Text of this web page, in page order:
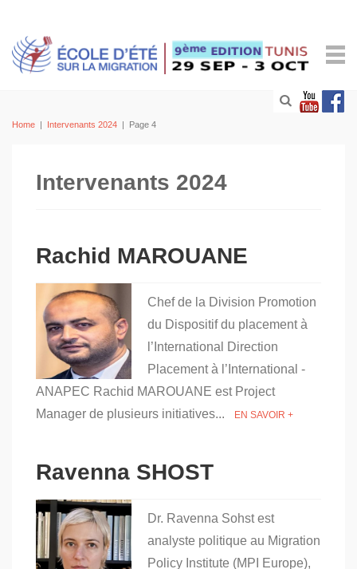
Home | Intervenants 2024 | Page 4
Intervenants 2024
Rachid MAROUANE
Chef de la Division Promotion
du Dispositif du placement à
l’International Direction
Placement à l’International -
ANAPEC Rachid MAROUANE est Project
Manager de plusieurs initiatives...
EN SAVOIR +
Ravenna SHOST
Dr. Ravenna Sohst est
analyste politique au Migration
Policy Institute (MPI Europe),